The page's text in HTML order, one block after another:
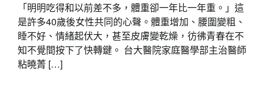
「明明吃得和以前差不多，體重卻一年比一年重。」這
是許多40歲後女性共同的心聲。體重增加、腰圍變粗、
睡不好、情緒起伏大，甚至皮膚變乾燥，彷彿青春在不
知不覺間按下了快轉鍵。 台大醫院家庭醫學部主治醫師
粘曉菁 […]